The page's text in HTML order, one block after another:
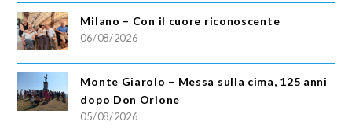
Milano – Con il cuore riconoscente
06/08/2026
Monte Giarolo – Messa sulla cima, 125 anni
dopo Don Orione
05/08/2026